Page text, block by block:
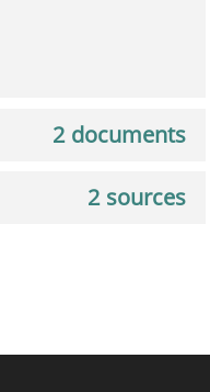
2 documents
2 sources